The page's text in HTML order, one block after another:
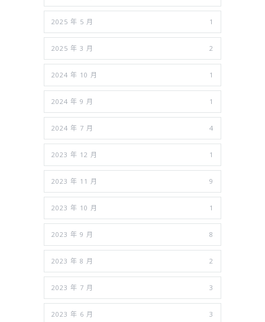
2025 年 5 月 1
2025 年 3 月 2
2024 年 10 月 1
2024 年 9 月 1
2024 年 7 月 4
2023 年 12 月 1
2023 年 11 月 9
2023 年 10 月 1
2023 年 9 月 8
2023 年 8 月 2
2023 年 7 月 3
2023 年 6 月 3